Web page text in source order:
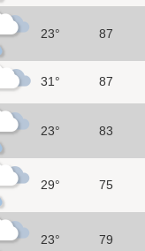
23° 87
31° 87
23° 83
29° 75
23° 79